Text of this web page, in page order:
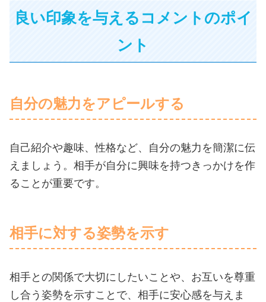
良い印象を与えるコメントのポイ
ント
自分の魅力をアピールする
自己紹介や趣味、性格など、自分の魅力を簡潔に伝
えましょう。相手が自分に興味を持つきっかけを作
ることが重要です。
相手に対する姿勢を示す
相手との関係で大切にしたいことや、お互いを尊重
し合う姿勢を示すことで、相手に安心感を与えま